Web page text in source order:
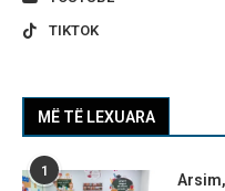
TIKTOK
MË TË LEXUARA
1